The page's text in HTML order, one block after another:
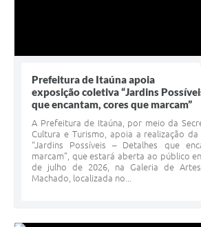
Prefeitura de Itaúna apoia
exposição coletiva “Jardins
que encantam, cores que marcam”
A Prefeitura de Itaúna, por meio da
Cultura e Turismo, apoia a realização
“Jardins Possíveis – Detalhes que
marcam”, que estará aberta ao público
de julho de 2026, na Galeria de
Machado, localizada no...